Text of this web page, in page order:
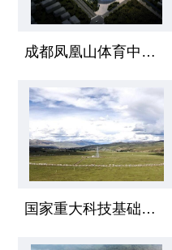
成都凤凰山体育中心、大运会场馆及大运村
国家重大科技基础设施空间环境地基综合监测网 （子午工程二期）四川稻城